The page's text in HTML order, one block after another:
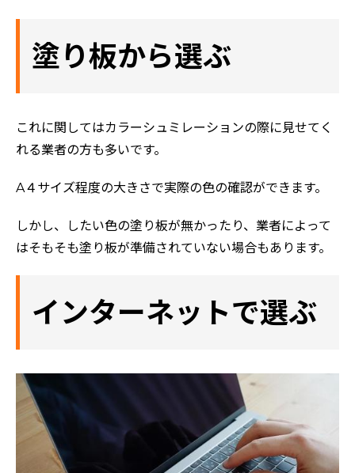
塗り板から選ぶ
これに関してはカラーシュミレーションの際に見せてく
れる業者の方も多いです。
A４サイズ程度の大きさで実際の色の確認ができます。
しかし、したい色の塗り板が無かったり、業者によって
はそもそも塗り板が準備されていない場合もあります。
インターネットで選ぶ